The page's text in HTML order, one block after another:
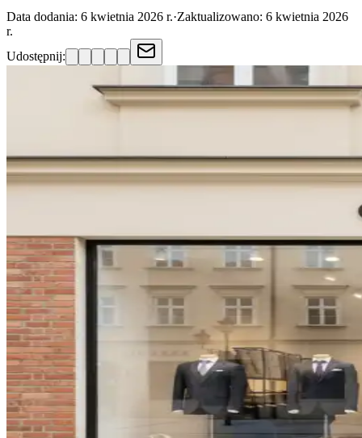
Data dodania: 6 kwietnia 2026 r.·Zaktualizowano: 6 kwietnia 2026
r.
Udostępnij: